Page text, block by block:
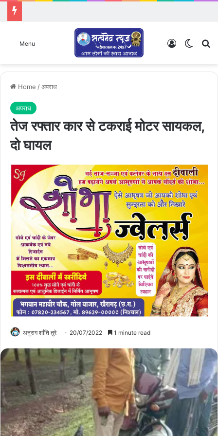
Menu Log In
Home /अपराध
अपराध
तेज रफ्तार कार से टकराई मोटर सायकल,
दो घायल
अनुराग शाँति तुरे 20/07/2022 1 minute read